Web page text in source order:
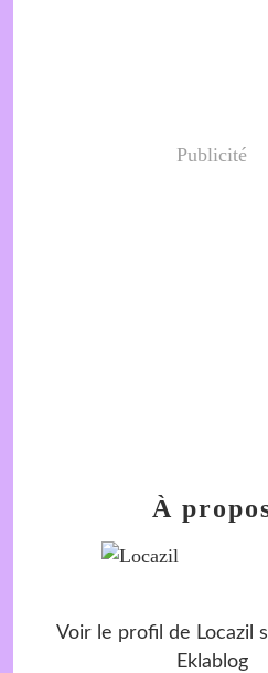
Publicité
À
Voir le profil de Locazil
Eklablog